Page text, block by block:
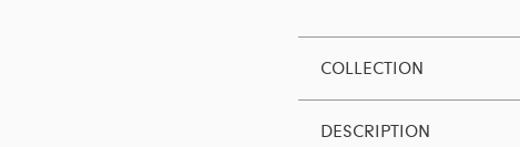
COLLECTION
DESCRIPTION